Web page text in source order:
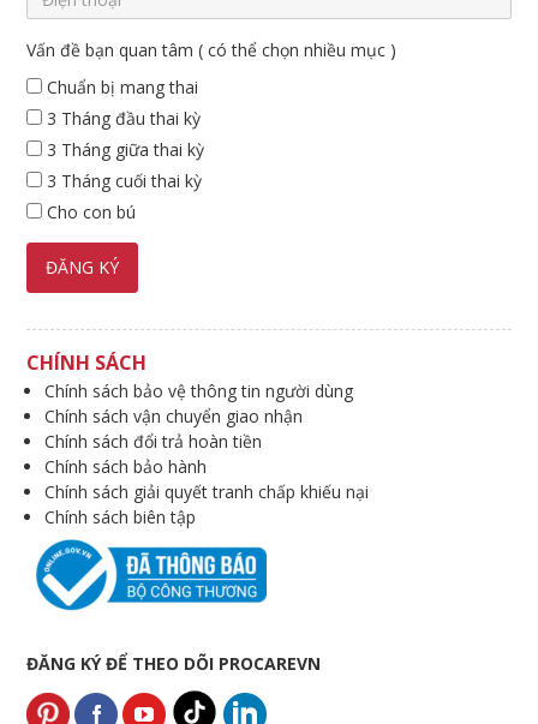
Vấn đề bạn quan tâm ( có thể chọn nhiều mục )
Chuẩn bị mang thai
3 Tháng đầu thai kỳ
3 Tháng giữa thai kỳ
3 Tháng cuối thai kỳ
Cho con bú
CHÍNH SÁCH
Chính sách bảo vệ thông tin người dùng
Chính sách vận chuyển giao nhận
Chính sách đổi trả hoàn tiền
Chính sách bảo hành
Chính sách giải quyết tranh chấp khiếu nại
Chính sách biên tập
ĐĂNG KÝ ĐỂ THEO DÕI PROCAREVN